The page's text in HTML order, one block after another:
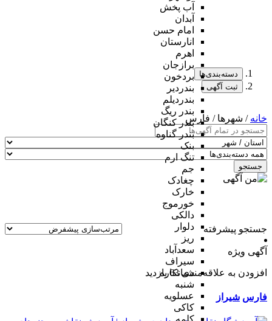
آب پخش
آبدان
امام حسن
انارستان
اهرم
برازجان
بردخون
بندردیر
بندردیلم
بندر ریگ
بندر کنگان
بندر گناوه
بنک
تنگ ارم
جم
چغادک
خارک
خورموج
دالکی
دلوار
ریز
سعدآباد
سیراف
شبانکاره
شنبه
عسلویه
کاکی
دسته‌بندی‌ها
ثبت آگهی
خانه / شهرها / فارس
جستجو
جستجو پیشرفته
آگهی ویژه
افزودن به علاقه‌مندی 63 بازدید
فارس شیراز